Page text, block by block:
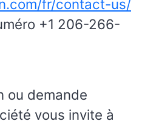
fr/contact-us/
+1 206-266-
ou demande
vous invite à